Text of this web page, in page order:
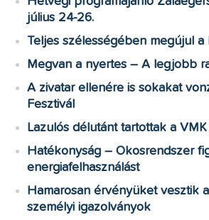
július 24-26.
Teljes szélességében megújul a
Megvan a nyertes – A legjobb
A zivatar ellenére is sokakat
Fesztivál
Lazulós délutánt tartottak a
Hatékonyság – Okosrendszer
energiafelhasználást
Hamarosan érvényüket vesztik
személyi igazolványok